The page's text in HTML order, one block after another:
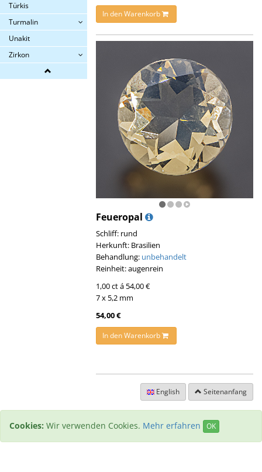
Türkis
Turmalin
Unakit
Zirkon
In den Warenkorb
Feueropal
Schliff: rund
Herkunft: Brasilien
Behandlung: unbehandelt
Reinheit: augenrein
1,00 ct á 54,00 €
7 x 5,2 mm
54,00 €
In den Warenkorb
English Seitenanfang
Cookies: Wir verwenden Cookies. Mehr erfahren OK